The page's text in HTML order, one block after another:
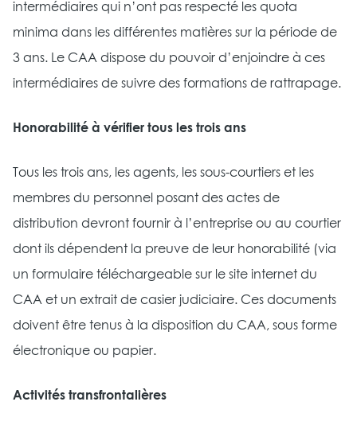
intermédiaires qui n’ont pas respecté les quota
minima dans les différentes matières sur la période de
3 ans. Le CAA dispose du pouvoir d’enjoindre à ces
intermédiaires de suivre des formations de rattrapage.
Honorabilité à vérifier tous les trois ans
Tous les trois ans, les agents, les sous-courtiers et les
membres du personnel posant des actes de
distribution devront fournir à l’entreprise ou au courtier
dont ils dépendent la preuve de leur honorabilité (via
un formulaire téléchargeable sur le site internet du
CAA et un extrait de casier judiciaire. Ces documents
doivent être tenus à la disposition du CAA, sous forme
électronique ou papier.
Activités transfrontalières